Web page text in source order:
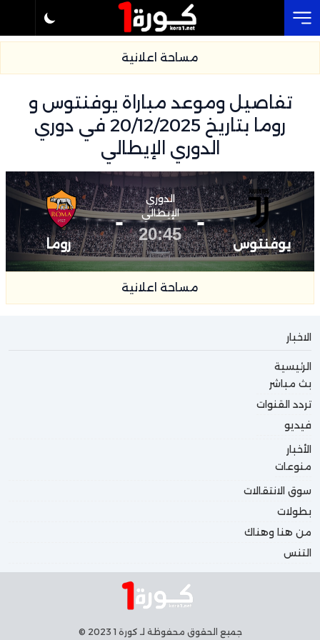
مساحة اعلانية
تفاصيل وموعد مباراة يوفنتوس و
روما بتاريخ 20/12/2025 في دوري
الدوري الإيطالي
يوفنتوس
-
الدوري
الإيطالي
20:45
-
روما
مساحة اعلانية
الاخبار
الرئيسية
بث مباشر
تردد القنوات
فيديو
الأخبار
منوعات
سوق الانتقالات
بطولات
من هنا وهناك
التنس
جميع الحقوق محفوظة لـ كورة 1 2023 ©